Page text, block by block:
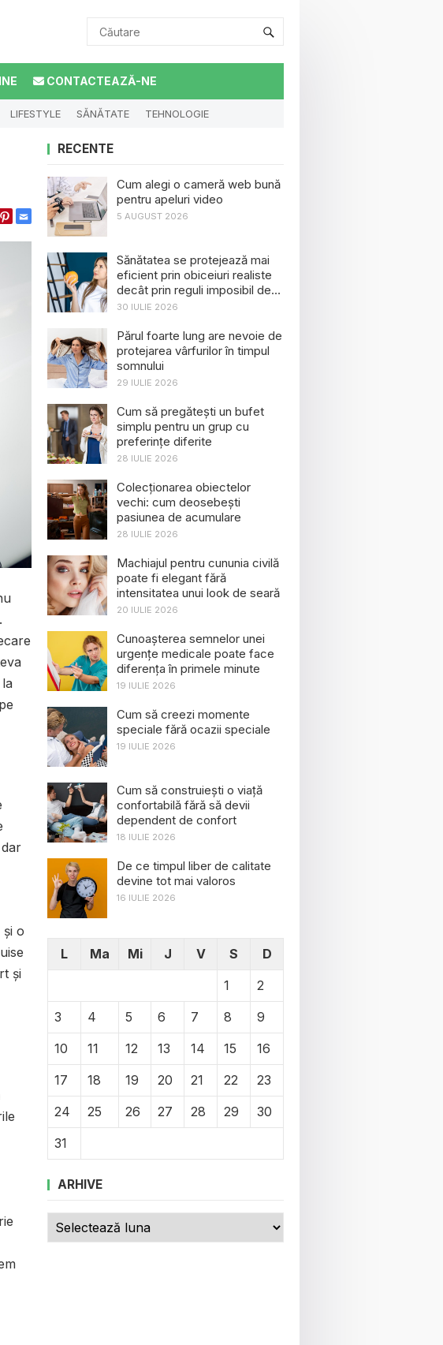
CONTACTEAZĂ-NE
LIFESTYLE SĂNĂTATE TEHNOLOGIE
o
și
RECENTE
Cum alegi o cameră web bună
pentru apeluri video
5 AUGUST 2026
Sănătatea se protejează mai
eficient prin obiceiuri realiste
decât prin reguli imposibil de
menținut
30 IULIE 2026
Părul foarte lung are nevoie de
protejarea vârfurilor în timpul
somnului
29 IULIE 2026
Cum să pregătești un bufet
simplu pentru un grup cu
preferințe diferite
28 IULIE 2026
Colecționarea obiectelor
vechi: cum deosebești
pasiunea de acumulare
28 IULIE 2026
Machiajul pentru cununia civilă
poate fi elegant fără
intensitatea unui look de seară
20 IULIE 2026
Cunoașterea semnelor unei
urgențe medicale poate face
diferența în primele minute
19 IULIE 2026
Cum să creezi momente
speciale fără ocazii speciale
19 IULIE 2026
Cum să construiești o viață
confortabilă fără să devii
dependent de confort
18 IULIE 2026
De ce timpul liber de calitate
devine tot mai valoros
16 IULIE 2026
L Ma Mi J V S
D
1
2
3
4 5 6 7 8
9
10
11 12 13 14 15
16
17
18 19 20 21 22
23
24
25 26 27 28 29
30
31
ARHIVE
Arhive